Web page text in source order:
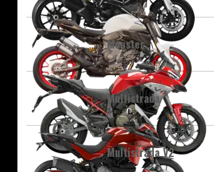
Monster
Multistrada
Multistrada V2